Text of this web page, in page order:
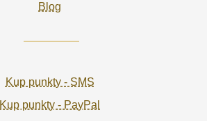
Blog
Kup punkty - SMS
Kup punkty - PayPal